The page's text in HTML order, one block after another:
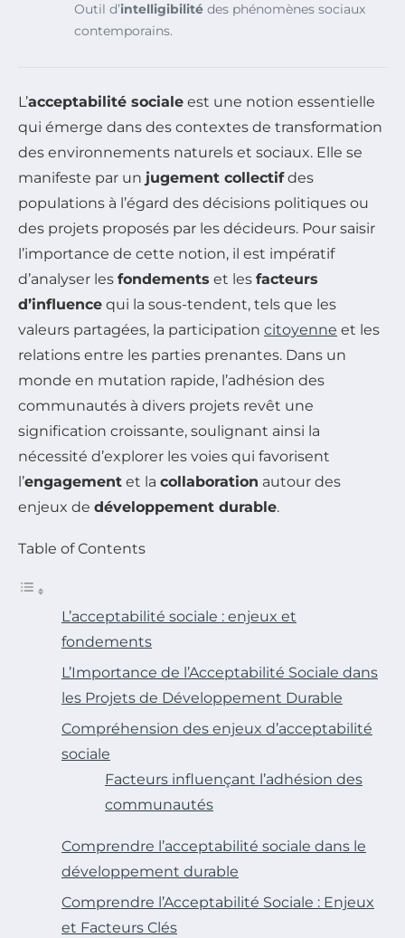
Outil d’intelligibilité des phénomènes sociaux
contemporains.
L’acceptabilité sociale est une notion essentielle
qui émerge dans des contextes de transformation
des environnements naturels et sociaux. Elle se
manifeste par un jugement collectifdes
populations à l’égard des décisions politiques ou
des projets proposés par les décideurs. Pour saisir
l’importance de cette notion, il est impératif
d’analyser les fondements et les facteurs
d’influence qui la sous-tendent, tels que les
valeurs partagées, la participation citoyenne et les
relations entre les parties prenantes. Dans un
monde en mutation rapide, l’adhésion des
communautés à divers projets revêt une
signification croissante, soulignant ainsi la
nécessité d’explorer les voies qui favorisent
l’engagement et la collaboration autour des
enjeux de développement durable.
Table of Contents
L’acceptabilité sociale : enjeux et
fondements
L’Importance de l’Acceptabilité Sociale dans
les Projets de Développement Durable
Compréhension des enjeux d’acceptabilité
sociale
Facteurs influençant l’adhésion des
communautés
Comprendre l’acceptabilité sociale dans le
développement durable
Comprendre l’Acceptabilité Sociale : Enjeux
et Facteurs Clés